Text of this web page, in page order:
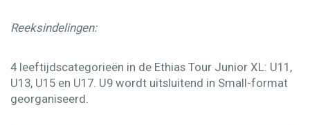
Reeksindelingen:
4 leeftijdscategorieën in de Ethias Tour Junior XL: U11,
U13, U15 en U17 . U9 wordt uitsluitend in Small-format
georganiseerd.